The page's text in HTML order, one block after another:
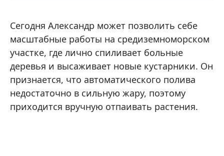
Сегодня Александр может позволить себе
масштабные работы на средиземноморском
участке, где лично спиливает больные
деревья и высаживает новые кустарники. Он
признается, что автоматического полива
недостаточно в сильную жару, поэтому
приходится вручную отпаивать растения.